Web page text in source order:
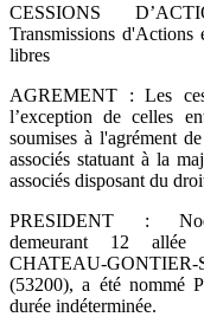
CESSIONS
Transmissions d'Actions
libres
AGREMENT : Les
l’exception de celles
soumises à l'agrément
associés statuant à la
associés disposant du
PRESIDENT :
demeurant 12
CHATEAU-
(53200), a été nommé
durée indéterminée.